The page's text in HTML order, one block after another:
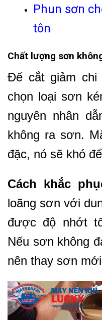
Phun sơn
tôn
Chất lượng sơn
Để cắt giảm
chọn loại sơn
nguyên nhân
không ra sơn.
đặc, nó sẽ khó
Cách khắc
loãng sơn với
được độ nhớt
Nếu sơn không
nên thay sơn